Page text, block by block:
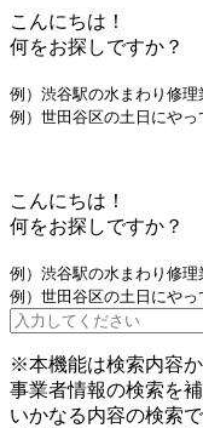
こんにちは！
何をお探しですか？
例）渋谷駅の水まわり修理
例）世田谷区の土日にやっ
こんにちは！
何をお探しですか？
例）渋谷駅の水まわり修理
例）世田谷区の土日にやっ
※本機能は検索内容か
事業者情報の検索を
いかなる内容の検索